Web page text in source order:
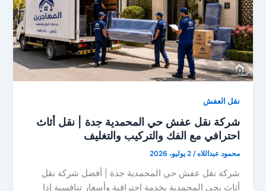
نقل العفش
شركة نقل عفش حي المحمدية جدة | نقل أثاث
احترافي مع الفك والتركيب والتغليف
محمود عبداللاه/2 يوليو، 2026
شركة نقل عفش حي المحمدية جدة | أفضل شركة نقل
أثاث بحي المحمدية بخدمة احترافية وأسعار تنافسية إذا